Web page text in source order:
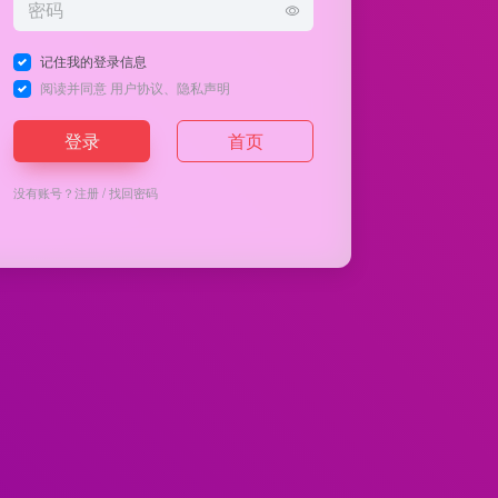
记住我的登录信息
阅读并同意 用户协议 隐私声明
登录 首页
没有账号？注册/找回密码